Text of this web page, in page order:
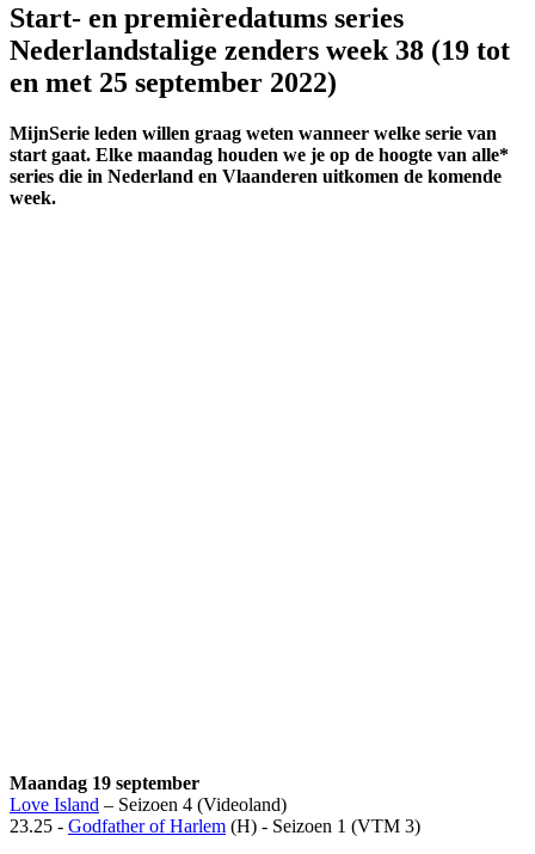
Start- en premièredatums series
Nederlandstalige zenders week 38 (19 tot
en met 25 september 2022)
MijnSerie leden willen graag weten wanneer welke serie van
start gaat. Elke maandag houden we je op de hoogte van alle*
series die in Nederland en Vlaanderen uitkomen de komende
week.
Maandag 19 september
Love Island – Seizoen 4 (Videoland)
23.25 - Godfather of Harlem (H) - Seizoen 1 (VTM 3)